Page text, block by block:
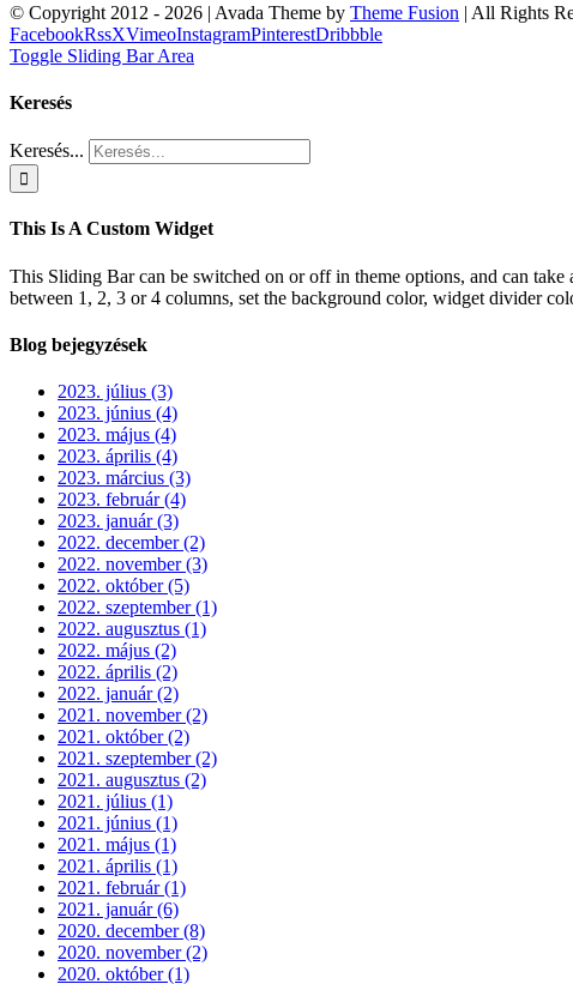
© Copyright 2012 - 2026 | Avada Theme by Theme Fusion | All Rights
FacebookRssXVimeoInstagramPinterestDribbble
Toggle Sliding Bar Area
Keresés
Keresés...
This Is A Custom Widget
This Sliding Bar can be switched on or off in theme options, and can
between 1, 2, 3 or 4 columns, set the background color, widget divider
Blog bejegyzések
2023. július (3)
2023. június (4)
2023. május (4)
2023. április (4)
2023. március (3)
2023. február (4)
2023. január (3)
2022. december (2)
2022. november (3)
2022. október (5)
2022. szeptember (1)
2022. augusztus (1)
2022. május (2)
2022. április (2)
2022. január (2)
2021. november (2)
2021. október (2)
2021. szeptember (2)
2021. augusztus (2)
2021. július (1)
2021. június (1)
2021. május (1)
2021. április (1)
2021. február (1)
2021. január (6)
2020. december (8)
2020. november (2)
2020. október (1)